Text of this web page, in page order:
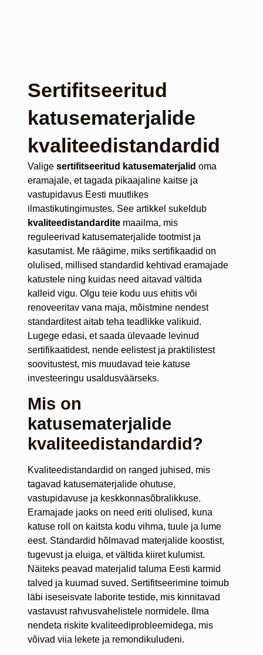
Sertifitseeritud
katusematerjalide
kvaliteedistandardid
Valige sertifitseeritud katusematerjalid oma
eramajale, et tagada pikaajaline kaitse ja
vastupidavus Eesti muutlikes
ilmastikutingimustes. See artikkel sukeldub
kvaliteedistandarditemaailma, mis
reguleerivad katusematerjalide tootmist ja
kasutamist. Me räägime, miks sertifikaadid on
olulised, millised standardid kehtivad eramajade
katustele ning kuidas need aitavad vältida
kalleid vigu. Olgu teie kodu uus ehitis või
renoveeritav vana maja, mõistmine nendest
standarditest aitab teha teadlikke valikuid.
Lugege edasi, et saada ülevaade levinud
sertifikaatidest, nende eelistest ja praktilistest
soovitustest, mis muudavad teie katuse
investeeringu usaldusväärseks.
Mis on
katusematerjalide
kvaliteedistandardid?
Kvaliteedistandardid on ranged juhised, mis
tagavad katusematerjalide ohutuse,
vastupidavuse ja keskkonnasõbralikkuse.
Eramajade jaoks on need eriti olulised, kuna
katuse roll on kaitsta kodu vihma, tuule ja lume
eest. Standardid hõlmavad materjalide koostist,
tugevust ja eluiga, et vältida kiiret kulumist.
Näiteks peavad materjalid taluma Eesti karmid
talved ja kuumad suved. Sertifitseerimine toimub
läbi iseseisvate laborite testide, mis kinnitavad
vastavust rahvusvahelistele normidele. Ilma
nendeta riskite kvaliteediprobleemidega, mis
võivad viia lekete ja remondikuludeni.